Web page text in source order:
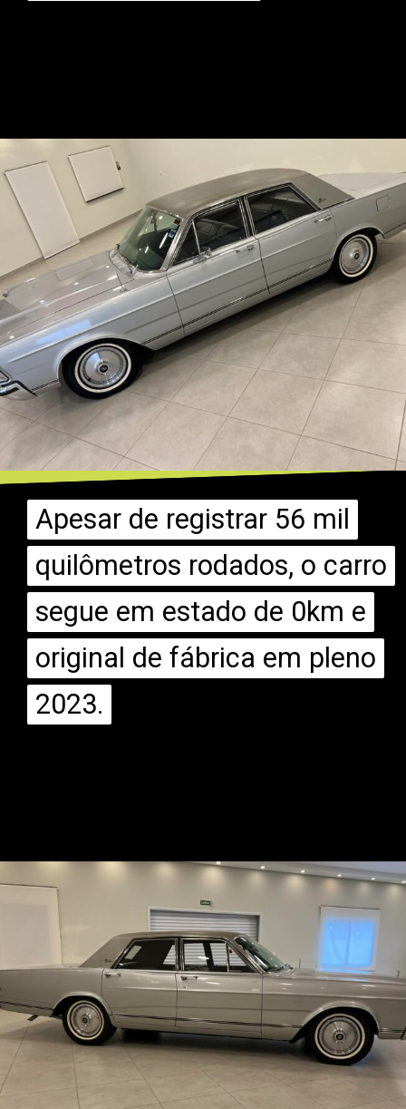
Opening
Apesar de registrar 56 mil
quilômetros rodados, o carro
segue em estado de 0km e
original de fábrica em pleno
2023.
Apesar de registrar 56 mil
quilômetros rodados, o carro
segue em estado de 0km e
original de fábrica em pleno
2023.
Opening https://mundofixa.com.br/avaliado-em-r-150-mil-ford-landau-1976-segue-em-estado-de-0km-e-original-de-fabrica/